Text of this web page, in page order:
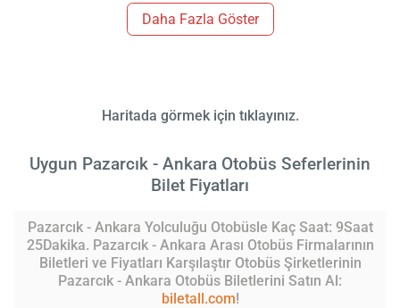
Daha Fazla Göster
Haritada görmek için tıklayınız.
Uygun Pazarcık - Ankara Otobüs Seferlerinin
Bilet Fiyatları
Pazarcık - Ankara Yolculuğu Otobüsle Kaç Saat: 9Saat
25Dakika. Pazarcık - Ankara Arası Otobüs Firmalarının
Biletleri ve Fiyatları Karşılaştır Otobüs Şirketlerinin
Pazarcık - Ankara Otobüs Biletlerini Satın Al:
biletall.com!